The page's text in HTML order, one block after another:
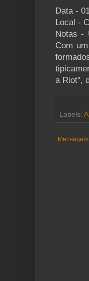
Data -
Local -
Notas -
Com
a Riot",
Labels: